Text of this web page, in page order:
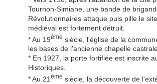
Tournon-Simiane, une bande de
Révolutionnaires attaque puis pille le
médiéval est fortement détruit.
* Au 19ème siècle, l'église de la
les bases de l'ancienne chapelle
* En 1927, la porte fortifiée est inscrite
Historiques.
* Au 21 ème siècle, la découverte de